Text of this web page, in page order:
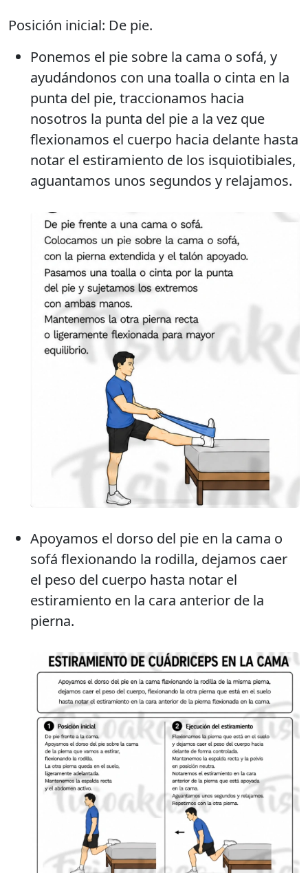
Posición inicial: De pie.
Ponemos el pie sobre la cama o sofá, y
ayudándonos con una toalla o cinta en la
punta del pie, traccionamos hacia
nosotros la punta del pie a la vez que
flexionamos el cuerpo hacia delante hasta
notar el estiramiento de los isquiotibiales,
aguantamos unos segundos y relajamos.
Apoyamos el dorso del pie en la cama o
sofá flexionando la rodilla, dejamos caer
el peso del cuerpo hasta notar el
estiramiento en la cara anterior de la
pierna.